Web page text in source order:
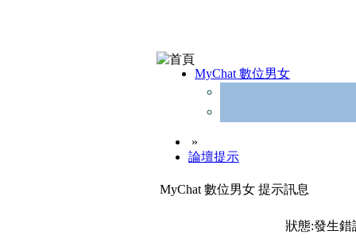
MyChat 數位男女
»
論壇提示
MyChat 數位男女 提示訊息
狀態:發生錯